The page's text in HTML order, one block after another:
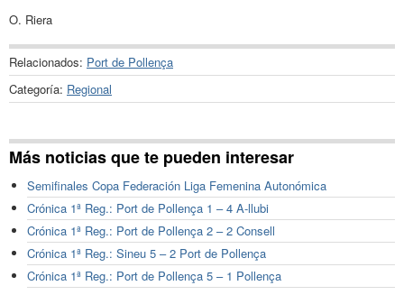
O. Riera
Relacionados: Port de Pollença
Categoría: Regional
Más noticias que te pueden interesar
Semifinales Copa Federación Liga Femenina Autonómica
Crónica 1ª Reg.: Port de Pollença 1 – 4 A-llubi
Crónica 1ª Reg.: Port de Pollença 2 – 2 Consell
Crónica 1ª Reg.: Sineu 5 – 2 Port de Pollença
Crónica 1ª Reg.: Port de Pollença 5 – 1 Pollença